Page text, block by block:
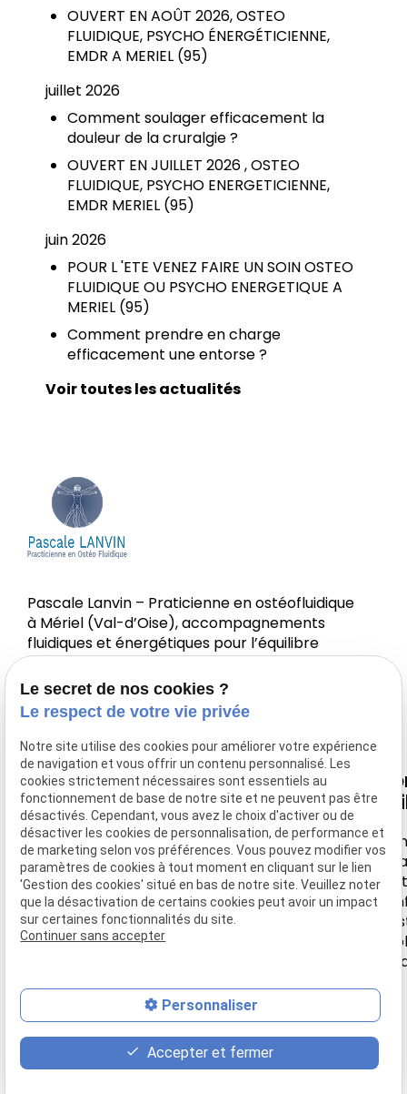
OUVERT EN AOÛT 2026, OSTEO
FLUIDIQUE, PSYCHO ÉNERGÉTICIENNE,
EMDR A MERIEL (95)
juillet 2026
Comment soulager efficacement la
douleur de la cruralgie ?
OUVERT EN JUILLET 2026 , OSTEO
FLUIDIQUE, PSYCHO ENERGETICIENNE,
EMDR MERIEL (95)
juin 2026
POUR L 'ETE VENEZ FAIRE UN SOIN OSTEO
FLUIDIQUE OU PSYCHO ENERGETIQUE A
MERIEL (95)
Comment prendre en charge
efficacement une entorse ?
Voir toutes les actualités
Pascale Lanvin – Praticienne en ostéofluidique
à Mériel (Val-d’Oise), accompagnements
fluidiques et énergétiques pour l’équilibre
corps-esprit.
Nous
retrouver
44 rue de
Montebello
95630 MERIEL
Horaire
Lundi-
Samedi
9h30 -
18h
Navigation
Accueil
Votre Ostéo
Tarifs
Actualité
place
Plan d'accès
contact_page
Contact
phone
01 86 65 78 17
Le secret de nos cookies ?
Le respect de votre vie privée
Notre site utilise des cookies pour améliorer votre expérience
de navigation et vous offrir un contenu personnalisé. Les
cookies strictement nécessaires sont essentiels au
fonctionnement de base de notre site et ne peuvent pas être
désactivés. Cependant, vous avez le choix d'activer ou de
désactiver les cookies de personnalisation, de performance et
de marketing selon vos préférences. Vous pouvez modifier vos
paramètres de cookies à tout moment en cliquant sur le lien
'Gestion des cookies' situé en bas de notre site. Veuillez noter
que la désactivation de certains cookies peut avoir un impact
sur certaines fonctionnalités du site.
Continuer sans accepter
Personnaliser
Accepter et fermer